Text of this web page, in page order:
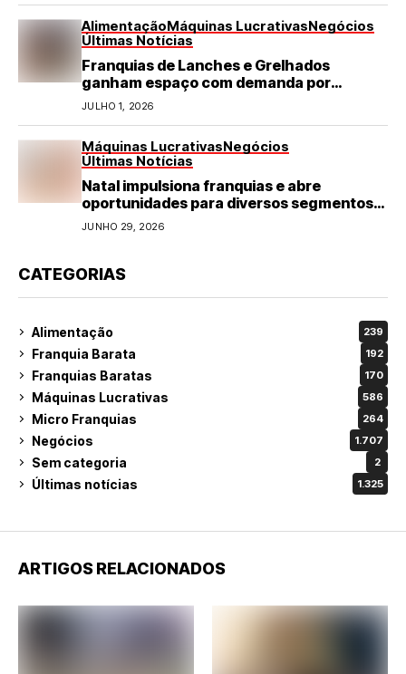
AlimentaçãoMáquinas LucrativasNegócios
Últimas Notícias
Franquias de Lanches e Grelhados
ganham espaço com demanda por
refeições rápidas e de qualidade
JULHO 1, 2026
Máquinas LucrativasNegócios
Últimas Notícias
Natal impulsiona franquias e abre
oportunidades para diversos segmentos
do varejo
JUNHO 29, 2026
CATEGORIAS
Alimentação 239
Franquia Barata 192
Franquias Baratas 170
Máquinas Lucrativas 586
Micro Franquias 264
Negócios 1.707
Sem categoria 2
Últimas notícias 1.325
ARTIGOS RELACIONADOS